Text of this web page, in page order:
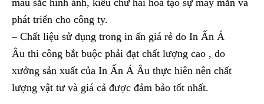
màu sắc hình ảnh, kiểu chữ hài hòa tạo sự may mắn và
phát triển cho công ty.
– Chất liệu sử dụng trong in ấn giá rẻ do In Ấn Á
Âu thi công bắt buộc phải đạt chất lượng cao , do
xưởng sản xuất của In Ấn Á Âu thực hiên nên chất
lượng vật tư và giá cả được đảm bảo tốt nhất.